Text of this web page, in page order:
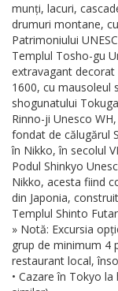
munți, lacuri,
drumuri montane,
Patrimoniului
Templul Tosho-gu
extravagant decorat
1600, cu mausoleul
shogunatului
Rinno-ji Unesco
fondat de călugărul
în Nikko, în secolul
Podul Shinkyo
Nikko, acesta fiind
din Japonia,
Templul Shinto
» Notă: Excursia
grup de minimum 4
restaurant local,
• Cazare în Tokyo